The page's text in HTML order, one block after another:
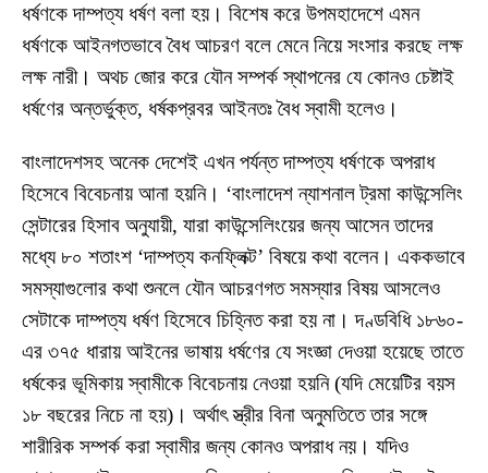
ধর্ষণকে দাম্পত্য ধর্ষণ বলা হয়। বিশেষ করে উপমহাদেশে এমন
ধর্ষণকে আইনগতভাবে বৈধ আচরণ বলে মেনে নিয়ে সংসার করছে লক্ষ
লক্ষ নারী। অথচ জোর করে যৌন সম্পর্ক স্থাপনের যে কোনও চেষ্টাই
ধর্ষণের অন্তর্ভুক্ত, ধর্ষকপ্রবর আইনতঃ বৈধ স্বামী হলেও।
বাংলাদেশসহ অনেক দেশেই এখন পর্যন্ত দাম্পত্য ধর্ষণকে অপরাধ
হিসেবে বিবেচনায় আনা হয়নি। ‘বাংলাদেশ ন্যাশনাল ট্রমা কাউন্সেলিং
সেন্টারের হিসাব অনুযায়ী, যারা কাউন্সেলিংয়ের জন্য আসেন তাদের
মধ্যে ৮০ শতাংশ ‘দাম্পত্য কনফ্লিক্ট’ বিষয়ে কথা বলেন। এককভাবে
সমস্যাগুলোর কথা শুনলে যৌন আচরণগত সমস্যার বিষয় আসলেও
সেটাকে দাম্পত্য ধর্ষণ হিসেবে চিহ্নিত করা হয় না। দণ্ডবিধি ১৮৬০-
এর ৩৭৫ ধারায় আইনের ভাষায় ধর্ষণের যে সংজ্ঞা দেওয়া হয়েছে তাতে
ধর্ষকের ভূমিকায় স্বামীকে বিবেচনায় নেওয়া হয়নি (যদি মেয়েটির বয়স
১৮ বছরের নিচে না হয়)। অর্থাৎ স্ত্রীর বিনা অনুমতিতে তার সঙ্গে
শারীরিক সম্পর্ক করা স্বামীর জন্য কোনও অপরাধ নয়। যদিও